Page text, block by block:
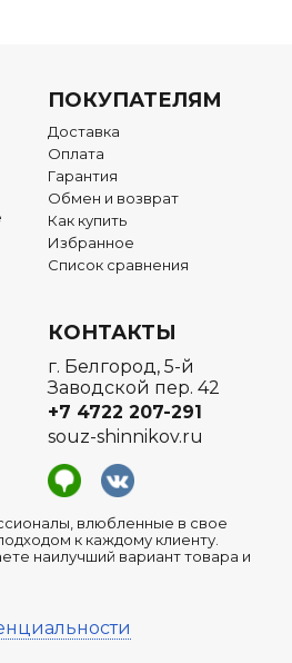
ПОКУПАТЕЛЯМ
Доставка
Оплата
Гарантия
Обмен и возврат
Как купить
Избранное
Список сравнения
влюбленные в свое
к каждому клиенту.
наилучший вариант товара и
КОНТАКТЫ
г. Белгород, 5-й
Заводской пер. 42
+7 4722 207-291
souz-shinnikov.ru